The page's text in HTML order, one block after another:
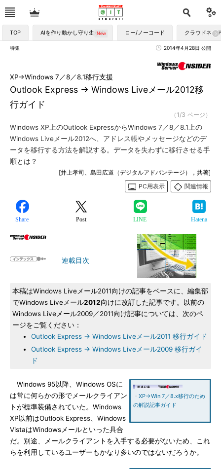
TOP AIを作り動かし守り生かす ロー/ノーコード クラウドネイ
特集 2014年4月28日 公開
Outlook Express → Windows Liveメール2012移
行ガイド
XP→Windows 7／8／8.1移行支援
（1/3 ページ）
Windows XP上のOutlook ExpressからWindows 7／8／8.1上の
Windows Liveメール2012へ、アドレス帳やメッセージなどのデ
ータを移行する方法を解説する。データを失わずに移行させる手
順とは？
[井上孝司、島田広道（デジタルアドバンテージ），共著]
PC用表示
関連情報
Share Post LINE Hatena
連載目次
本稿はWindows Liveメール2011向けの記事をベースに、編集部
でWindows Liveメール2012向けに改訂した記事です。以前の
Windows Liveメール2009／2011向け記事については、次のペ
ージをご覧ください：
Outlook Express → Windows Liveメール2011 移行ガイド
Outlook Express → Windows Liveメール2009 移行ガイ
ド
・ XP→Win 7／8.x移行のため
の解説記事ガイド
Windows 95以降、Windows OSに
は常に何らかの形でメールクライアン
トが標準装備されていた。Windows
XP以前はOutlook Express、Windows
VistaはWindowsメールといった具合
だ。別途、メールクライアントを入手する必要がないため、これ
らを利用しているユーザーもかなり多いのではないだろうか。